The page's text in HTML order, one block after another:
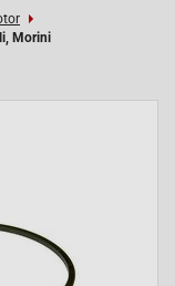
Morini